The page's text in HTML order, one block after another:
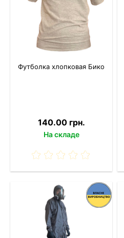
Футболка хлопковая Бико
140.00 грн.
На складе